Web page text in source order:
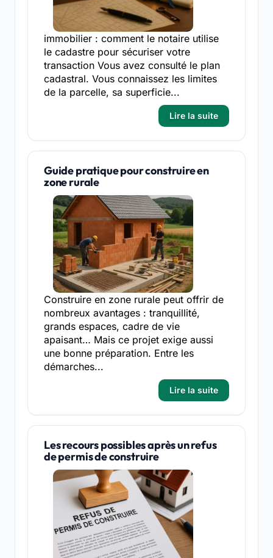
immobilier : comment le notaire utilise
le cadastre pour sécuriser votre
transaction Vous avez consulté le plan
cadastral. Vous connaissez les limites
de la parcelle, sa superficie...
Lire la suite
Guide pratique pour construire en
zone rurale
Construire en zone rurale peut offrir de
nombreux avantages : tranquillité,
grands espaces, cadre de vie
apaisant… Mais ce projet exige aussi
une bonne préparation. Entre les
démarches...
Lire la suite
Les recours possibles après un refus
de permis de construire